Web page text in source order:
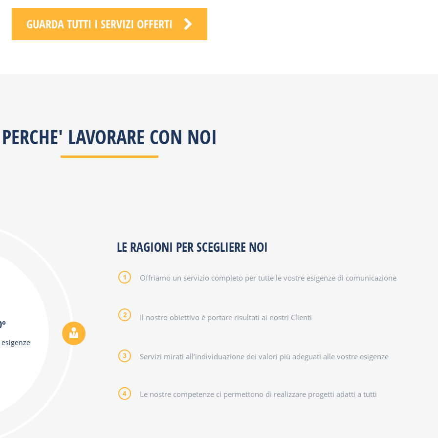
GUARDA TUTTI I SERVIZI OFFERTI
PERCHE' LAVORARE CON NOI
LE RAGIONI PER SCEGLIERE NOI
Offriamo un servizio completo per tutte le vostre esigenze di comunicazione
Il nostro obiettivo è portare risultati ai nostri Clienti
Servizi mirati all’individuazione dei valori più adeguati alle vostre esigenze
Le nostre competenze ci permettono di realizzare progetti adatti a tutti